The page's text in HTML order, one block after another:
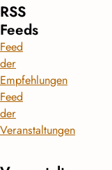
RSS
Feeds
Feed
der
Empfehlungen
Feed
der
Veranstaltungen